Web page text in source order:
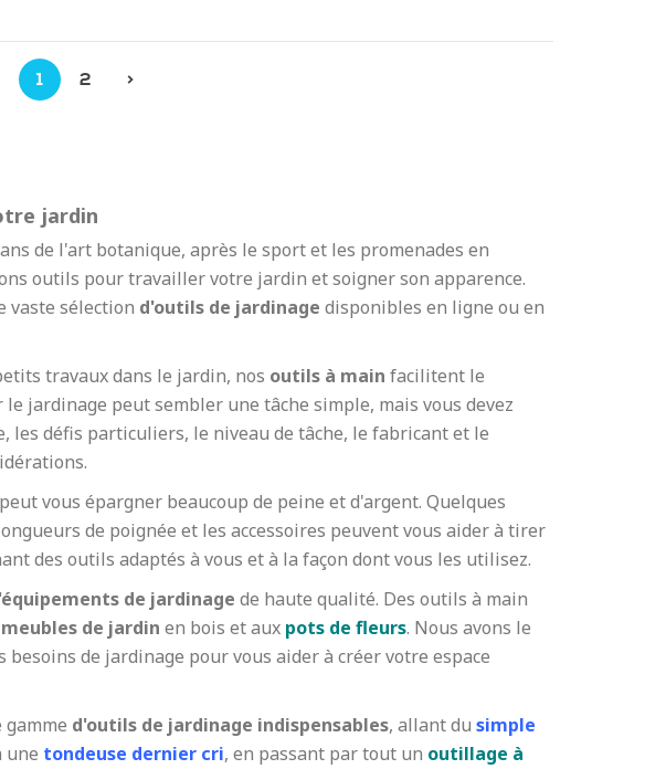
1 2 >
jardin
de l'art botanique, après le sport et les promenades en
outils pour travailler votre jardin et soigner son apparence.
vaste sélection d'outils de jardinage disponibles en ligne ou en
travaux dans le jardin, nos outils à main facilitent le
jardinage peut sembler une tâche simple, mais vous devez
défis particuliers, le niveau de tâche, le fabricant et le
peut vous épargner beaucoup de peine et d'argent. Quelques
de poignée et les accessoires peuvent vous aider à tirer
des outils adaptés à vous et à la façon dont vous les utilisez.
de jardinage de haute qualité. Des outils à main
meubles de jardin en bois et aux pots de fleurs. Nous avons le
besoins de jardinage pour vous aider à créer votre espace
d'outils de jardinage indispensables, allant du simple
une tondeuse dernier cri, en passant par tout un outillage à